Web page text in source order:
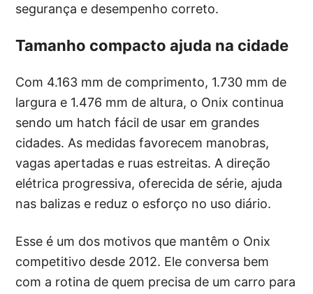
segurança e desempenho correto.
Tamanho compacto ajuda na cidade
Com 4.163 mm de comprimento, 1.730 mm de
largura e 1.476 mm de altura, o Onix continua
sendo um hatch fácil de usar em grandes
cidades. As medidas favorecem manobras,
vagas apertadas e ruas estreitas. A direção
elétrica progressiva, oferecida de série, ajuda
nas balizas e reduz o esforço no uso diário.
Esse é um dos motivos que mantêm o Onix
competitivo desde 2012. Ele conversa bem
com a rotina de quem precisa de um carro para